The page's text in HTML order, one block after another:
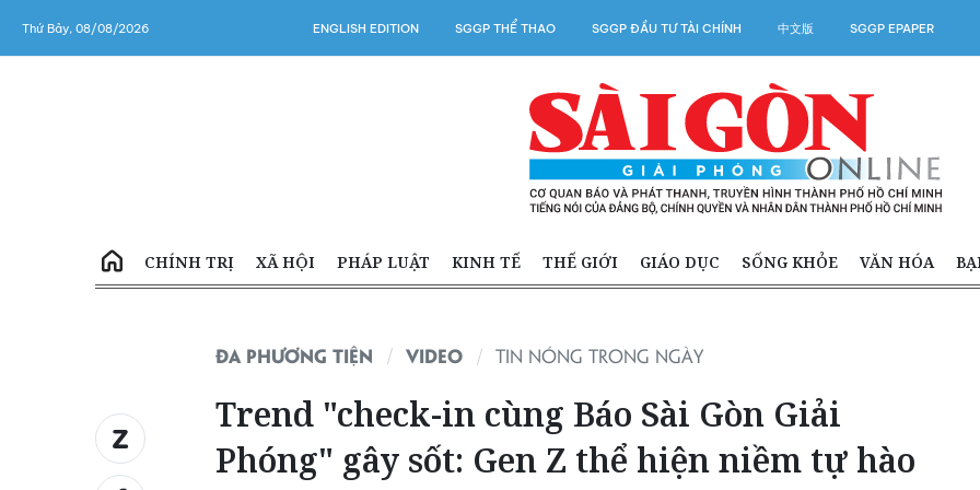
Thứ Bảy, 08/08/2026 ENGLISH EDITION SGGP THỂ THAO SGGP ĐẦU TƯ TÀI CHÍNH 中文版 SGGP EPAPER
CHÍNH TRỊ XÃ HỘI PHÁP LUẬT KINH TẾ THẾ GIỚI GIÁO DỤC SỐNG KHỎE VĂN HÓA
ĐA PHƯƠNG TIỆN VIDEO TIN NÓNG TRONG NGÀY
Trend "check-in cùng Báo Sài Gòn Giải
Phóng" gây sốt: Gen Z thể hiện niềm tự hào